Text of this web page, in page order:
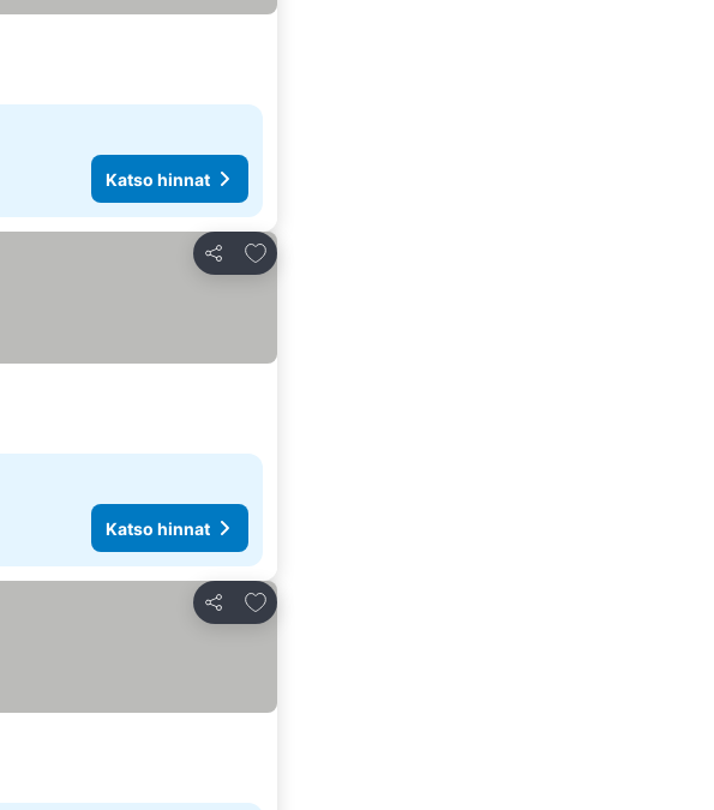
Katso hinnat
Jaa
Lisää suosikkeihin
Katso hinnat
Jaa
Lisää suosikkeihin